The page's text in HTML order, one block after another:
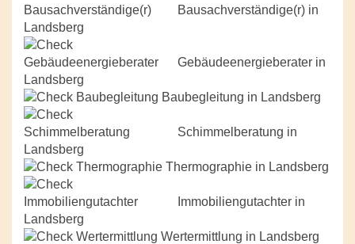
Bausachverständige(r) in
Landsberg
Gebäudeenergieberater in
Landsberg
Baubegleitung in Landsberg
Schimmelberatung in
Landsberg
Thermographie in Landsberg
Immobiliengutachter in
Landsberg
Wertermittlung in Landsberg